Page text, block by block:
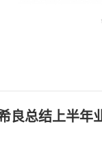
良总结上半年